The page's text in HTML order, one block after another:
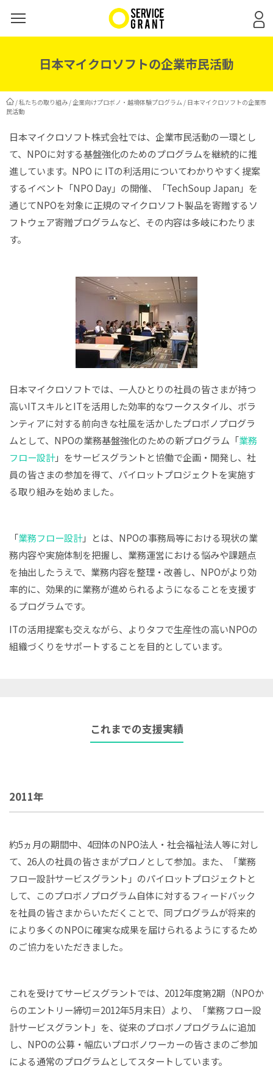
日本マイクロソフトの企業市民活動
/私たちの取り組み /企業向けプロボノ・越境体験プログラム / 日本マイクロソフトの企業市
民活動
日本マイクロソフト株式会社では、企業市民活動の一環とし
て、NPOに対する基盤強化のためのプログラムを継続的に推
進しています。NPO に ITの利活用についてわかりやすく提案
するイベント「NPO Day」の開催、「TechSoup Japan」を
通じてNPOを対象に正規のマイクロソフト製品を寄贈するソ
フトウェア寄贈プログラムなど、その内容は多岐にわたりま
す。
日本マイクロソフトでは、一人ひとりの社員の皆さまが持つ
高いITスキルとITを活用した効率的なワークスタイル、ボラ
ンティアに対する前向きな社風を活かしたプロボノプログラ
ムとして、NPOの業務基盤強化のための新プログラム「業務
フロー設計」をサービスグラントと協働で企画・開発し、社
員の皆さまの参加を得て、パイロットプロジェクトを実施す
る取り組みを始めました。
「業務フロー設計」とは、NPOの事務局等における現状の業
務内容や実施体制を把握し、業務運営における悩みや課題点
を抽出したうえで、業務内容を整理・改善し、NPOがより効
率的に、効果的に業務が進められるようになることを支援す
るプログラムです。
ITの活用提案も交えながら、よりタフで生産性の高いNPOの
組織づくりをサポートすることを目的としています。
これまでの支援実績
2011年
約5ヵ月の期間中、4団体のNPO法人・社会福祉法人等に対し
て、26人の社員の皆さまがプロノとして参加。また、「業務
フロー設計サービスグラント」のパイロットプロジェクトと
して、このプロボノプログラム自体に対するフィードバック
を社員の皆さまからいただくことで、同プログラムが将来的
により多くのNPOに確実な成果を届けられるようにするため
のご協力をいただきました。
これを受けてサービスグラントでは、2012年度第2期（NPOか
らのエントリー締切＝2012年5月末日）より、「業務フロー設
計サービスグラント」を、従来のプロボノプログラムに追加
し、NPOの公募・幅広いプロボノワーカーの皆さまのご参加
による通常のプログラムとしてスタートしています。